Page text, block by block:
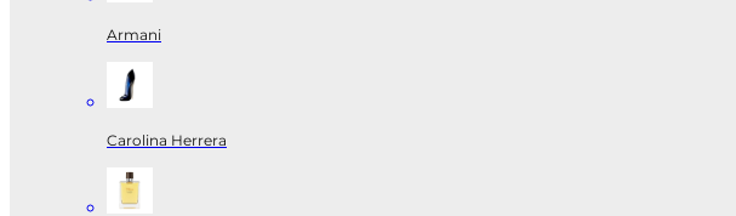
Armani
Carolina Herrera